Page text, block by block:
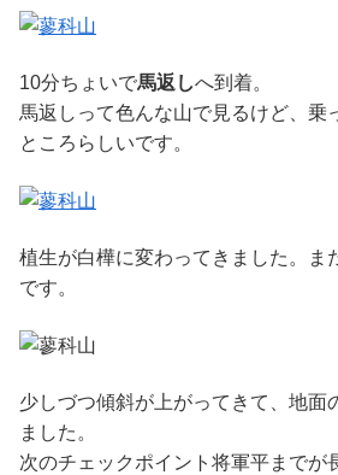
10分ちょいで馬返しへ到着。
馬返しって色んな山で見るけど、乗
ところらしいです。
植生が白樺に変わってきました。ま
です。
少しづつ傾斜が上がってきて、地面
ました。
次のチェックポイント将軍平までが